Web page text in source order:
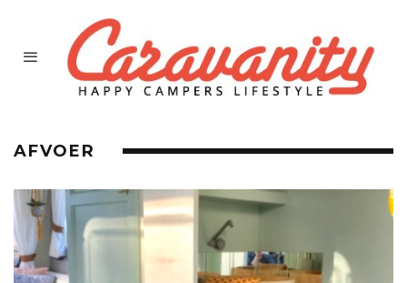
AFVOER